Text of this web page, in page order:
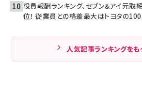
役員報酬ランキング、セブン＆アイ元
位！ 従業員との格差最大はトヨタの
人気記事ランキングをも